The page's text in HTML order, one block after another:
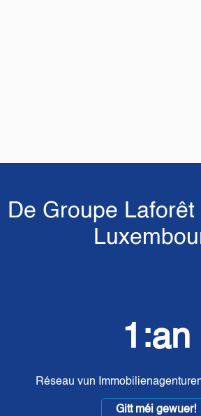
De Groupe
1:an
Réseau vun
Gitt méi gewuer!